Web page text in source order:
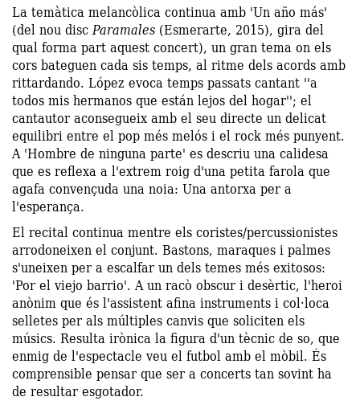
La temàtica melancòlica continua amb 'Un año más'
(del nou discParamales (Esmerarte, 2015), gira del
qual forma part aquest concert), un gran tema on els
cors bateguen cada sis temps, al ritme dels acords amb
rittardando. López evoca temps passats cantant ''a
todos mis hermanos que están lejos del hogar''; el
cantautor aconsegueix amb el seu directe un delicat
equilibri entre el pop més melós i el rock més punyent.
A 'Hombre de ninguna parte' es descriu una calidesa
que es reflexa a l'extrem roig d'una petita farola que
agafa convençuda una noia: Una antorxa per a
l'esperança.
El recital continua mentre els coristes/percussionistes
arrodoneixen el conjunt. Bastons, maraques i palmes
s'uneixen per a escalfar un dels temes més exitosos:
'Por el viejo barrio'. A un racò obscur i desèrtic, l'heroi
anònim que és l'assistent afina instruments i col·loca
selletes per als múltiples canvis que soliciten els
músics. Resulta irònica la figura d'un tècnic de so, que
enmig de l'espectacle veu el futbol amb el mòbil. És
comprensible pensar que ser a concerts tan sovint ha
de resultar esgotador.